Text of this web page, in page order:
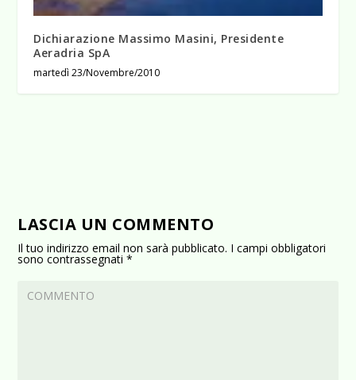
Dichiarazione Massimo Masini, Presidente
Aeradria SpA
martedì 23/Novembre/2010
LASCIA UN COMMENTO
Il tuo indirizzo email non sarà pubblicato. I campi obbligatori
sono contrassegnati*